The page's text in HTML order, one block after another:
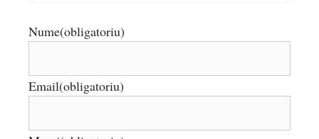
Nume(obligatoriu)
Email(obligatoriu)